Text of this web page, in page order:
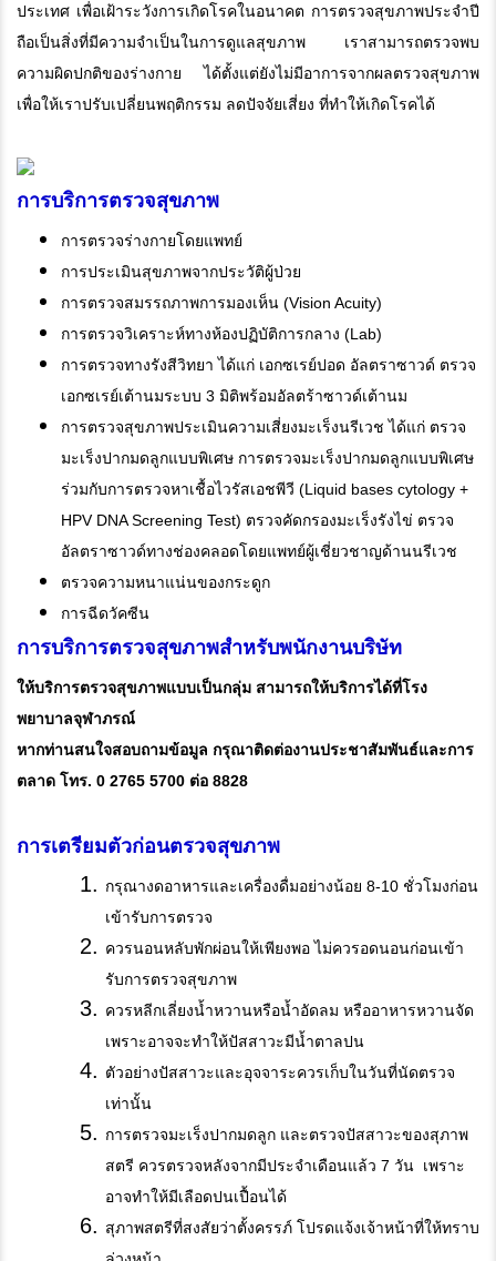
ประเทศ เพื่อเฝ้าระวังการเกิดโรคในอนาคต การตรวจสุขภาพประจำปี
ถือเป็นสิ่งที่มีความจำเป็นในการดูแลสุขภาพ เราสามารถตรวจพบ
ความผิดปกติของร่างกาย ได้ตั้งแต่ยังไม่มีอาการจากผลตรวจสุขภาพ
เพื่อให้เราปรับเปลี่ยนพฤติกรรม ลดปัจจัยเสี่ยง ที่ทำให้เกิดโรคได้
การบริการตรวจสุขภาพ
การตรวจร่างกายโดยแพทย์
การประเมินสุขภาพจากประวัติผู้ป่วย
การตรวจสมรรถภาพการมองเห็น (Vision Acuity)
การตรวจวิเคราะห์ทางห้องปฏิบัติการกลาง (Lab)
การตรวจทางรังสีวิทยา ได้แก่ เอกซเรย์ปอด อัลตราซาวด์ ตรวจ
เอกซเรย์เต้านมระบบ 3 มิติพร้อมอัลตร้าซาวด์เต้านม
การตรวจสุขภาพประเมินความเสี่ยงมะเร็งนรีเวช ได้แก่ ตรวจ
มะเร็งปากมดลูกแบบพิเศษ การตรวจมะเร็งปากมดลูกแบบพิเศษ
ร่วมกับการตรวจหาเชื้อไวรัสเอชพีวี (Liquid bases cytology +
HPV DNA Screening Test) ตรวจคัดกรองมะเร็งรังไข่ ตรวจ
อัลตราซาวด์ทางช่องคลอดโดยแพทย์ผู้เชี่ยวชาญด้านนรีเวช
ตรวจความหนาแน่นของกระดูก
การฉีดวัคซีน
การบริการตรวจสุขภาพสำหรับพนักงานบริษัท
ให้บริการตรวจสุขภาพแบบเป็นกลุ่ม สามารถให้บริการได้ที่โรง
พยาบาลจุฬาภรณ์
หากท่านสนใจสอบถามข้อมูล กรุณาติดต่องานประชาสัมพันธ์และการ
ตลาด โทร. 0 2765 5700 ต่อ 8828
การเตรียมตัวก่อนตรวจสุขภาพ
กรุณางดอาหารและเครื่องดื่มอย่างน้อย 8-10 ชั่วโมงก่อน
เข้ารับการตรวจ
ควรนอนหลับพักผ่อนให้เพียงพอ ไม่ควรอดนอนก่อนเข้า
รับการตรวจสุขภาพ
ควรหลีกเลี่ยงน้ำหวานหรือน้ำอัดลม หรืออาหารหวานจัด
เพราะอาจจะทำให้ปัสสาวะมีน้ำตาลปน
ตัวอย่างปัสสาวะและอุจจาระควรเก็บในวันที่นัดตรวจ
เท่านั้น
การตรวจมะเร็งปากมดลูก และตรวจปัสสาวะของสุภาพ
สตรี ควรตรวจหลังจากมีประจำเดือนแล้ว 7 วัน เพราะ
อาจทำให้มีเลือดปนเปื้อนได้
สุภาพสตรีที่สงสัยว่าตั้งครรภ์ โปรดแจ้งเจ้าหน้าที่ให้ทราบ